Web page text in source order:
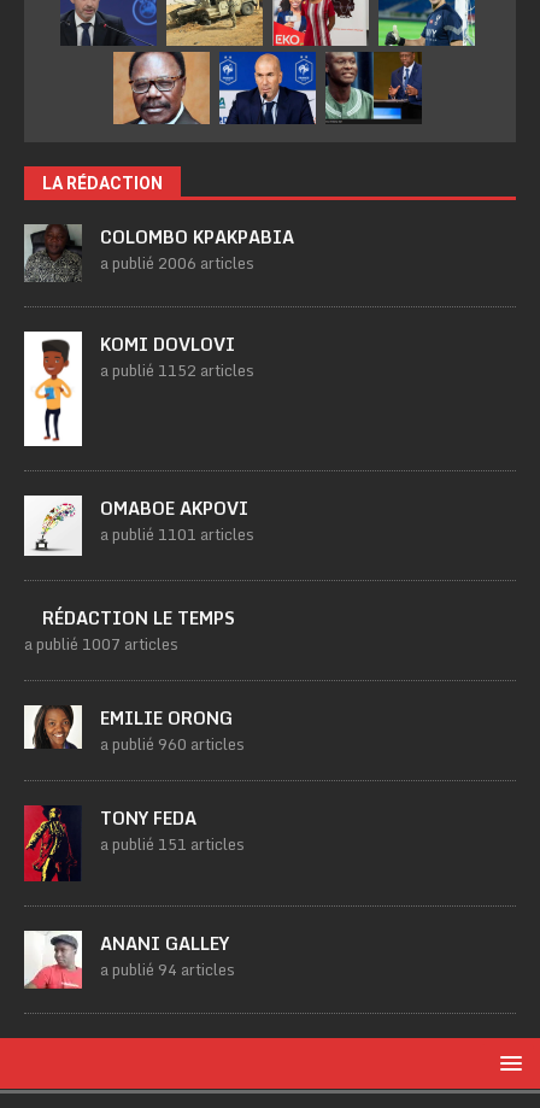
LA RÉDACTION
COLOMBO KPAKPABIA
a publié 2006 articles
KOMI DOVLOVI
a publié 1152 articles
OMABOE AKPOVI
a publié 1101 articles
RÉDACTION LE TEMPS
a publié 1007 articles
EMILIE ORONG
a publié 960 articles
TONY FEDA
a publié 151 articles
ANANI GALLEY
a publié 94 articles